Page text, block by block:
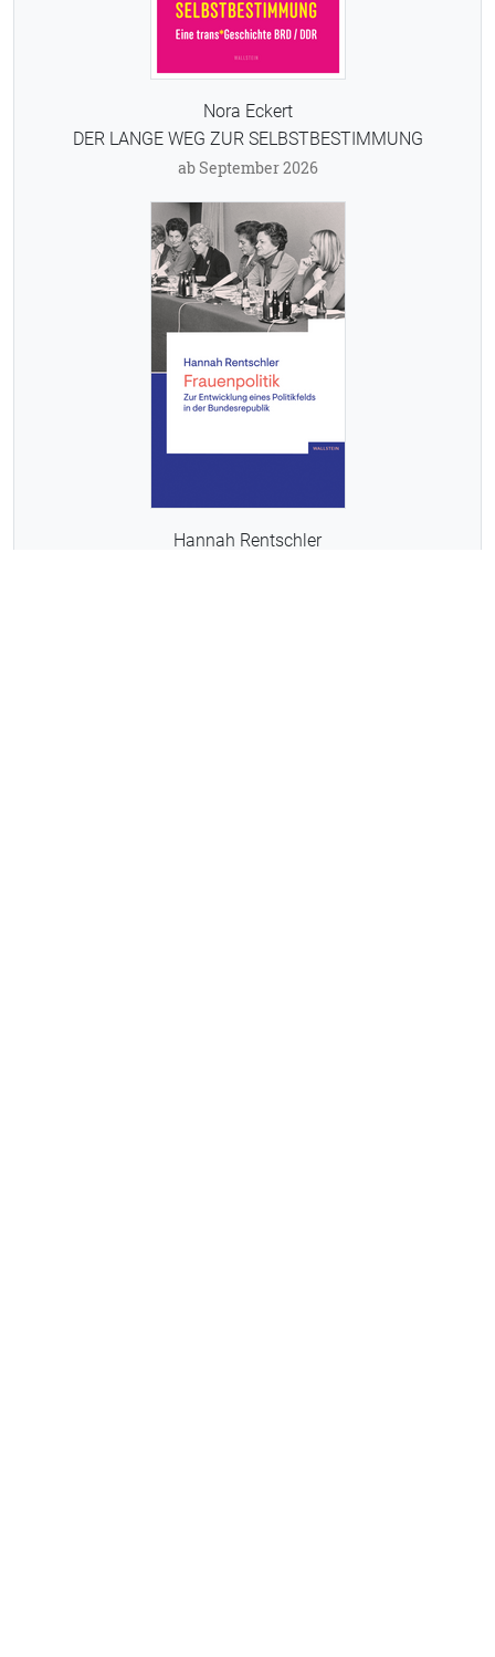
Nora Eckert
DER LANGE WEG ZUR SELBSTBESTIMMUNG
ab September 2026
Hannah Rentschler